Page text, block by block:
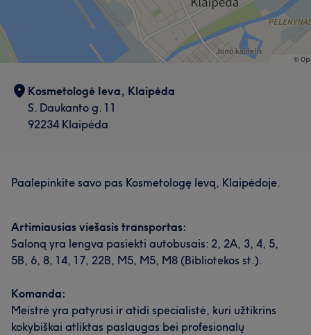
Kosmetologė Ieva, Klaipėda
S. Daukanto g. 11
92234 Klaipėda
Paalepinkite savo pas Kosmetologę Ievą, Klaipėdoje.
Artimiausias viešasis transportas:
Saloną yra lengva pasiekti autobusais: 2, 2A, 3, 4, 5,
5B, 6, 8, 14, 17, 22B, M5, M5, M8 (Bibliotekos st.).
Komanda:
Meistrė yra patyrusi ir atidi specialistė, kuri užtikrins
kokybiškai atliktas paslaugas bei profesionalų